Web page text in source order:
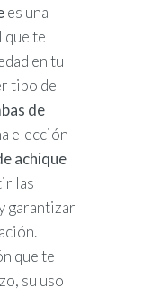
es una
que te
en tu
tipo de
de
elección
achique
las
garantizar
que te
su uso